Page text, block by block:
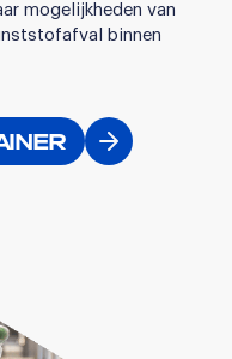
mogelijkheden van
binnen